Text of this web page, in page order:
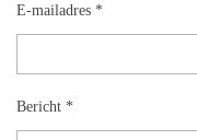
E-mailadres *
Bericht *